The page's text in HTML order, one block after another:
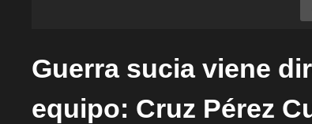
Guerra sucia viene
equipo: Cruz Pérez